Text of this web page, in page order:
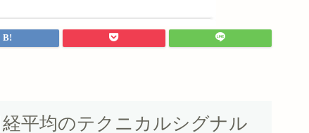
平均のテクニカルシグナル